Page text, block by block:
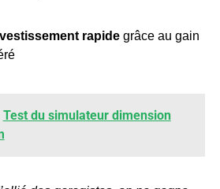
rapidegrâce au gain
Test du simulateur dimension